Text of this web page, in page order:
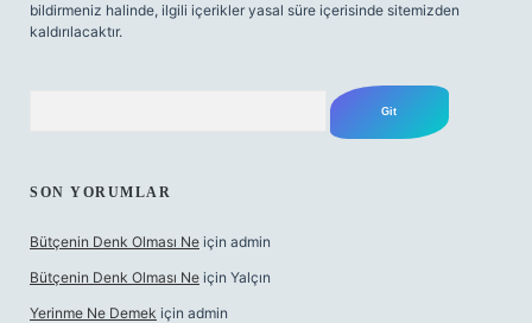
bildirmeniz halinde, ilgili içerikler yasal süre içerisinde sitemizden
kaldırılacaktır.
SON YORUMLAR
Bütçenin Denk Olması Ne için admin
Bütçenin Denk Olması Ne için Yalçın
Yerinme Ne Demek için admin